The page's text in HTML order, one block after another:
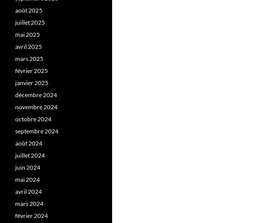
août 2025
juillet 2025
mai 2025
avril 2025
mars 2025
février 2025
janvier 2025
décembre 2024
novembre 2024
octobre 2024
septembre 2024
août 2024
juillet 2024
juin 2024
mai 2024
avril 2024
mars 2024
février 2024